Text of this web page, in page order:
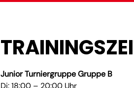
Junior Turniergruppe Gruppe B
Di: 18:00 – 20:00 Uhr